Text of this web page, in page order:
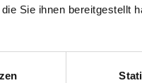
Sie ihnen bereitgestellt